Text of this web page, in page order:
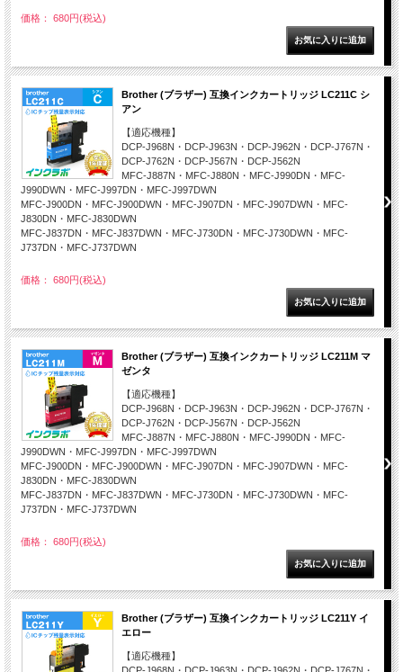
価格： 680円(税込)
Brother (ブラザー) 互換インクカートリッジ LC211C シ
アン
【適応機種】
DCP-J968N・DCP-J963N・DCP-J962N・DCP-J767N・
DCP-J762N・DCP-J567N・DCP-J562N
MFC-J887N・MFC-J880N・MFC-J990DN・MFC-
J990DWN・MFC-J997DN・MFC-J997DWN
MFC-J900DN・MFC-J900DWN・MFC-J907DN・MFC-J907DWN・MFC-
J830DN・MFC-J830DWN
MFC-J837DN・MFC-J837DWN・MFC-J730DN・MFC-J730DWN・MFC-
J737DN・MFC-J737DWN
価格： 680円(税込)
Brother (ブラザー) 互換インクカートリッジ LC211M マ
ゼンタ
【適応機種】
DCP-J968N・DCP-J963N・DCP-J962N・DCP-J767N・
DCP-J762N・DCP-J567N・DCP-J562N
MFC-J887N・MFC-J880N・MFC-J990DN・MFC-
J990DWN・MFC-J997DN・MFC-J997DWN
MFC-J900DN・MFC-J900DWN・MFC-J907DN・MFC-J907DWN・MFC-
J830DN・MFC-J830DWN
MFC-J837DN・MFC-J837DWN・MFC-J730DN・MFC-J730DWN・MFC-
J737DN・MFC-J737DWN
価格： 680円(税込)
Brother (ブラザー) 互換インクカートリッジ LC211Y イ
エロー
【適応機種】